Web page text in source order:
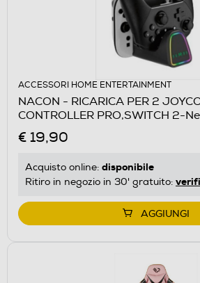
ACCESSORI HOME ENTERTAINMENT
NACON - RICARICA PER 2
CONTROLLER
€ 19,90
Acquisto online: disponibile
Ritiro in negozio in 30' gratuito:
AGGIUNGI